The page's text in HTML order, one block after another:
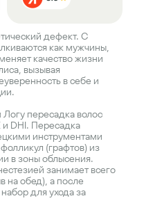
дефект. С
как мужчины,
качество жизни
вызывая
в себе и
пересадка волос
DHI. Пересадка
инструментами
(графтов) из
в зоны облысения.
занимает всего
на обед), а после
для ухода за